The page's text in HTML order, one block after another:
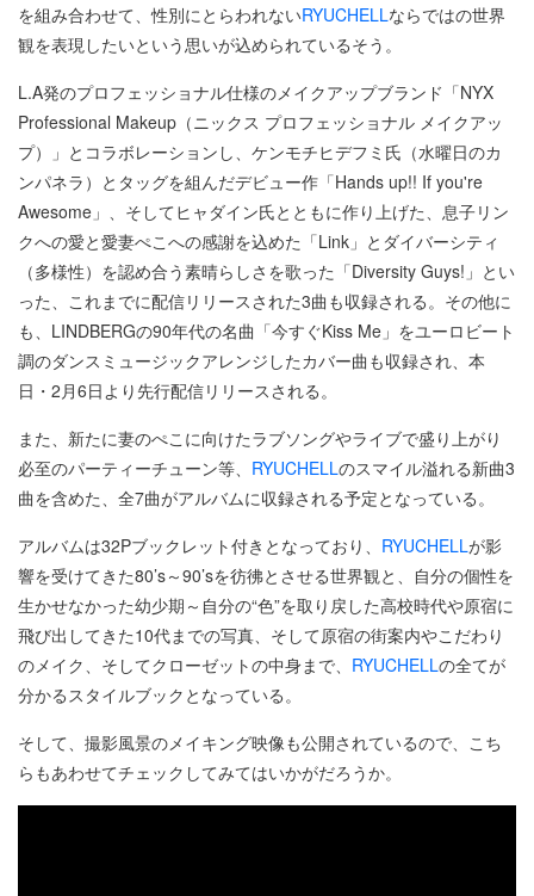
を組み合わせて、性別にとらわれないRYUCHELLならではの世界
観を表現したいという思いが込められているそう。
L.A発のプロフェッショナル仕様のメイクアップブランド「NYX
Professional Makeup（ニックス プロフェッショナル メイクアッ
プ）」とコラボレーションし、ケンモチヒデフミ氏（水曜日のカ
ンパネラ）とタッグを組んだデビュー作「Hands up!! If you're
Awesome」、そしてヒャダイン氏とともに作り上げた、息子リン
クへの愛と愛妻ぺこへの感謝を込めた「Link」とダイバーシティ
（多様性）を認め合う素晴らしさを歌った「Diversity Guys!」とい
った、これまでに配信リリースされた3曲も収録される。その他に
も、LINDBERGの90年代の名曲「今すぐKiss Me」をユーロビート
調のダンスミュージックアレンジしたカバー曲も収録され、本
日・2月6日より先行配信リリースされる。
また、新たに妻のぺこに向けたラブソングやライブで盛り上がり
必至のパーティーチューン等、 RYUCHELLのスマイル溢れる新曲3
曲を含めた、全7曲がアルバムに収録される予定となっている。
アルバムは32Pブックレット付きとなっており、 RYUCHELLが影
響を受けてきた80’s～90’sを彷彿とさせる世界観と、自分の個性を
生かせなかった幼少期～自分の“色”を取り戻した高校時代や原宿に
飛び出してきた10代までの写真、そして原宿の街案内やこだわり
のメイク、そしてクローゼットの中身まで、 RYUCHELLの全てが
分かるスタイルブックとなっている。
そして、撮影風景のメイキング映像も公開されているので、こち
らもあわせてチェックしてみてはいかがだろうか。